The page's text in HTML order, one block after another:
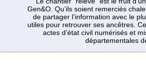
Gen&O. Qu’ils soient remerciés
de partager l’information avec le
utiles pour retrouver ses ancêtres.
actes d’état civil numérisés et
départementales